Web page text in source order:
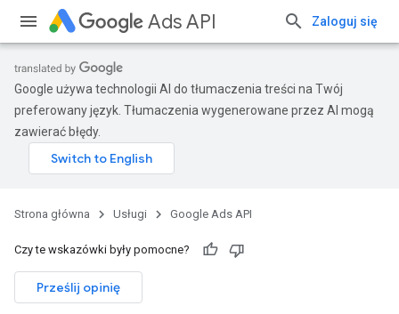
Ads API Zaloguj się
Google używa technologii AI do tłumaczenia treści na Twój
preferowany język. Tłumaczenia wygenerowane przez AI mogą
zawierać błędy.
Strona główna Usługi Google Ads API
Czy te wskazówki były pomocne?
Prześlij opinię